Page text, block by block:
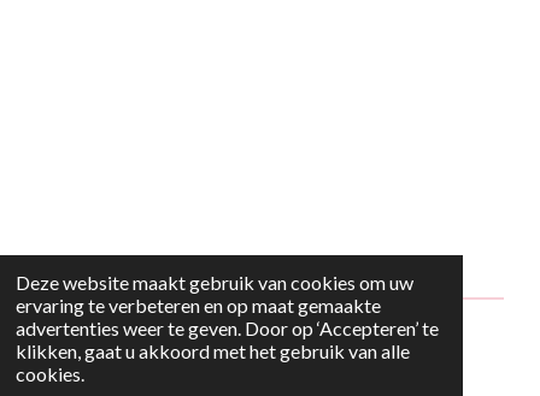
Deze website maakt gebruik van cookies om uw
ervaring te verbeteren en op maat gemaakte
advertenties weer te geven. Door op ‘Accepteren’ te
klikken, gaat u akkoord met het gebruik van alle
cookies.
© 2024 - 2026 Style2Maria
Powered by